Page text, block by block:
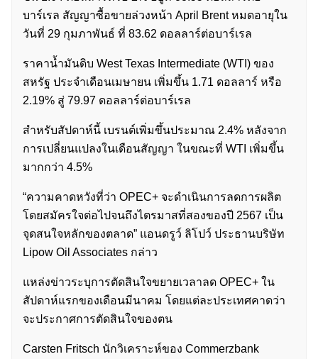
บาร์เรล สัญญาซื้อขายล่วงหน้า April Brent หมดอายุใน
วันที่ 29 กุมภาพันธ์ ที่ 83.62 ดอลลาร์ต่อบาร์เรล
ราคาน้ำมันดิบ West Texas Intermediate (WTI) ของ
สหรัฐ ประจำเดือนเมษายน เพิ่มขึ้น 1.71 ดอลลาร์ หรือ
2.19% สู่ 79.97 ดอลลาร์ต่อบาร์เรล
สำหรับสัปดาห์นี้ เบรนต์เพิ่มขึ้นประมาณ 2.4% หลังจาก
การเปลี่ยนแปลงในเดือนสัญญา ในขณะที่ WTI เพิ่มขึ้น
มากกว่า 4.5%
“ความคาดหวังที่ว่า OPEC+ จะดำเนินการลดการผลิต
โดยสมัครใจต่อไปจนถึงไตรมาสที่สองของปี 2567 เป็น
จุดสนใจหลักของตลาด” แอนดรูว์ ลิโปว์ ประธานบริษัท
Lipow Oil Associates กล่าว
แหล่งข่าวระบุการตัดสินใจขยายเวลาลด OPEC+ ใน
สัปดาห์แรกของเดือนมีนาคม โดยแต่ละประเทศคาดว่า
จะประกาศการตัดสินใจของตน
Carsten Fritsch นักวิเคราะห์ของ Commerzbank